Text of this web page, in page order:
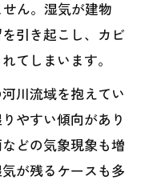
ん。湿気が建物
引き起こし、カビ
てしまいます。
川流域を抱えてい
やすい傾向があり
どの気象現象も増
が残るケースも多